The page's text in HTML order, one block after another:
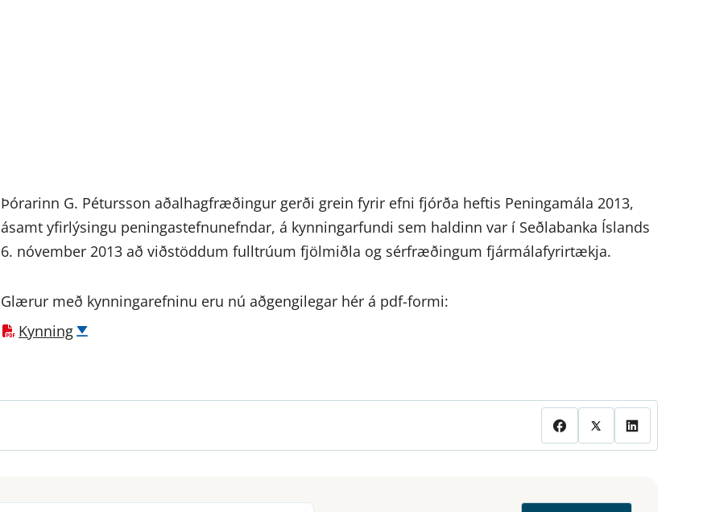
Þórarinn G. Pétursson aðalhagfræðingur gerði grein fyrir efni fjórða heftis Peningamála 2013,
ásamt yfirlýsingu peningastefnunefndar, á kynningarfundi sem haldinn var í Seðlabanka Íslands
6. nóvember 2013 að viðstöddum fulltrúum fjölmiðla og sérfræðingum fjármálafyrirtækja.
Glærur með kynningarefninu eru nú aðgengilegar hér á pdf-formi:
Kynning